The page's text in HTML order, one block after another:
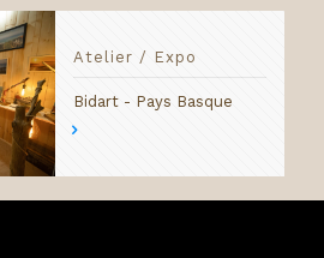
Atelier / Expo
Bidart - Pays Basque